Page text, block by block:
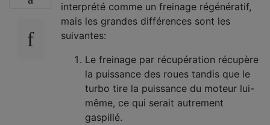
interprété comme un freinage régénératif,
mais les grandes différences sont les
suivantes:
Le freinage par récupération récupère
la puissance des roues tandis que le
turbo tire la puissance du moteur lui-
même, ce qui serait autrement
gaspillé.